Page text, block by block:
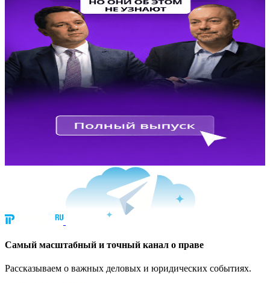
Cамый масштабный и точный канал о праве
Рассказываем о важных деловых и юридических событиях.